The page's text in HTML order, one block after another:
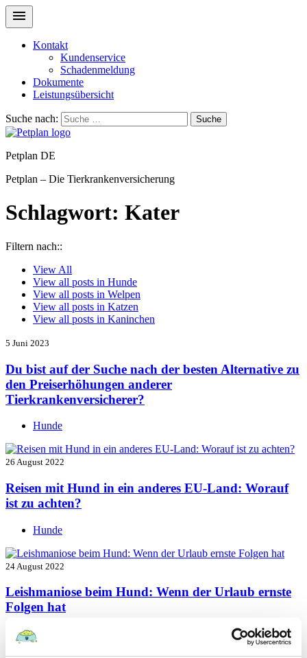
Kontakt
Kundenservice
Schadenmeldung
Dokumente
Leistungsübersicht
Suche nach: Suche
Petplan DE
Petplan – Die Tierkrankenversicherung
Schlagwort: Kater
Filtern nach::
View All
View all posts in Hunde
View all posts in Welpen
View all posts in Katzen
View all posts in Kaninchen
5 Juni 2023
Du bist auf der Suche nach der besten Alternative zu
den Preiserhöhungen anderer
Tierkrankenversicherer?
Hunde
26 August 2022
Reisen mit Hund in ein anderes EU-Land: Worauf
ist zu achten?
Hunde
24 August 2022
Leishmaniose beim Hund: Wenn der Urlaub ernste
Folgen hat
Hunde